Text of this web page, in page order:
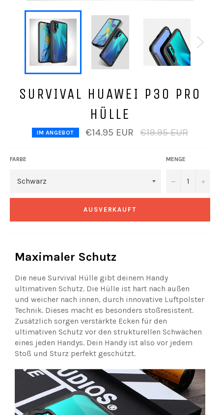
SURVIVAL HUAWEI P30 PRO
HÜLLE
IM ANGEBOT €14.95 EUR
Normaler
Preis
€19.95 EUR
FARBE MENGE
− +
AUSVERKAUFT
Maximaler Schutz
Die neue Survival Hülle gibt deinem Handy
ultimativen Schutz. Die Hülle ist hart nach außen
und weicher nach innen, durch innovative Luftpolster
Technik. Dieses macht es besonders stoßresistent.
Zusätzlich sorgen verstärkte Ecken für den
ultimativen Schutz vor den strukturellen Schwächen
eines jeden Handys. Dein Handy ist also vor jedem
Stoß und Sturz perfekt geschützt.